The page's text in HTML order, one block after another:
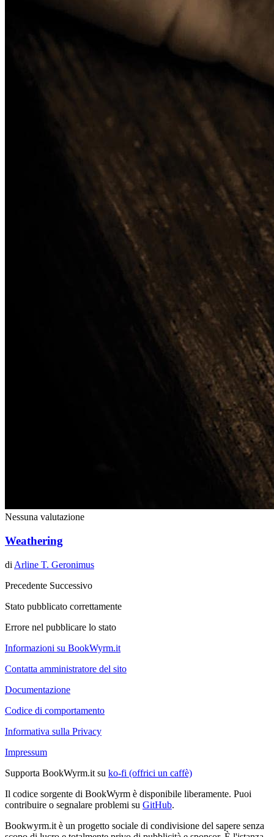
Nessuna valutazione
Weathering
di Arline T. Geronimus
Precedente Successivo
Stato pubblicato correttamente
Errore nel pubblicare lo stato
Informazioni su BookWyrm.it
Contatta amministratore del sito
Documentazione
Codice di comportamento
Informativa sulla Privacy
Impressum
Supporta BookWyrm.it su ko-fi (offrici un caffè)
Il codice sorgente di BookWyrm è disponibile liberamente. Puoi
contribuire o segnalare problemi su GitHub.
Bookwyrm.it è un progetto sociale di condivisione del sapere senza